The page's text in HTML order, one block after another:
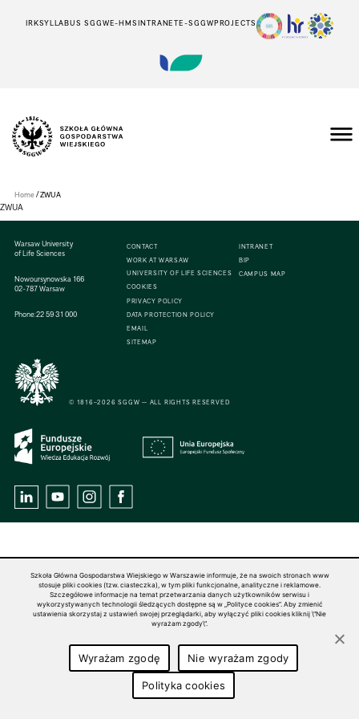
IRKSYLLABUS SGGWE-HMSINTRANETE-SGGWPROJECTS
Wiejskiego
w
Home/ZWUA
ZWUA
Warsaw University
of Life Sciences
Nowoursynowska 166
02-787 Warsaw
Phone:22 59 31 000
CONTACT
WORK AT WARSAW
UNIVERSITY OF LIFE SCIENCES
COOKIES
PRIVACY POLICY
DATA PROTECTION POLICY
EMAIL
SITEMAP
INTRANET
BIP
CAMPUS MAP
© 1816–2026 SGGW — ALL RIGHTS RESERVED
Szkoła Główna Gospodarstwa Wiejskiego w Warszawie informuje, że na swoich stronach www
stosuje pliki cookies (tzw. ciasteczka), w tym pliki funkcjonalne, analityczne i reklamowe.
Szczegółowe informacje na temat przetwarzania danych użytkowników serwisu i
wykorzystywanych technologii śledzących dostępne są w „Polityce cookies”. Aby zmienić
ustawienia skorzystaj z ustawień swojej przeglądarki, aby wyłączyć pliki cookies kliknij \"Nie
wyrażam zgody\".
Wyrażam zgodę Nie wyrażam zgody
Polityka cookies